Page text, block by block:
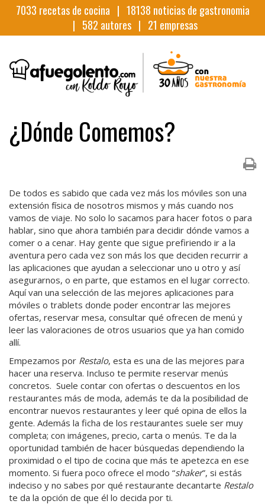
7033 recetas de cocina | 18138 noticias de gastronomia
| 582 autores | 21 empresas
¿Dónde Comemos?
De todos es sabido que cada vez más los móviles son una
extensión física de nosotros mismos y más cuando nos
vamos de viaje. No solo lo sacamos para hacer fotos o para
hablar, sino que ahora también para decidir dónde vamos a
comer o a cenar. Hay gente que sigue prefiriendo ir a la
aventura pero cada vez son más los que deciden recurrir a
las aplicaciones que ayudan a seleccionar uno u otro y así
asegurarnos, o en parte, que estamos en el lugar correcto.
Aquí van una selección de las mejores aplicaciones para
móviles o trablets donde poder encontrar las mejores
ofertas, reservar mesa, consultar qué ofrecen de menú y
leer las valoraciones de otros usuarios que ya han comido
allí.
Empezamos por Restalo, esta es una de las mejores para
hacer una reserva. Incluso te permite reservar menús
concretos. Suele contar con ofertas o descuentos en los
restaurantes más de moda, además te da la posibilidad de
encontrar nuevos restaurantes y leer qué opina de ellos la
gente. Además la ficha de los restaurantes suele ser muy
completa; con imágenes, precio, carta o menús. Te da la
oportunidad también de hacer búsquedas dependiendo la
proximidad o el tipo de cocina que más te apetezca en ese
momento. Si fuera poco ofrece el modo “shaker”, si estás
indeciso y no sabes por qué restaurante decantarte Restalo
te da la opción de que él lo decida por ti.